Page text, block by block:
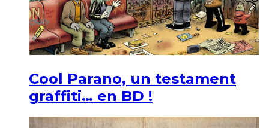
Cool Parano, un testament
graffiti… en BD !